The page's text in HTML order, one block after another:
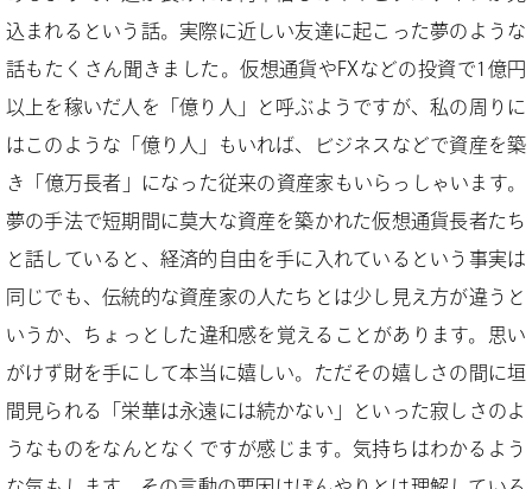
込まれるという話。実際に近しい友達に起こった夢のような
話もたくさん聞きました。仮想通貨やFXなどの投資で1億円
以上を稼いだ人を「億り人」と呼ぶようですが、私の周りに
はこのような「億り人」もいれば、ビジネスなどで資産を築
き「億万長者」になった従来の資産家もいらっしゃいます。
夢の手法で短期間に莫大な資産を築かれた仮想通貨長者たち
と話していると、経済的自由を手に入れているという事実は
同じでも、伝統的な資産家の人たちとは少し見え方が違うと
いうか、ちょっとした違和感を覚えることがあります。思い
がけず財を手にして本当に嬉しい。ただその嬉しさの間に垣
間見られる「栄華は永遠には続かない」といった寂しさのよ
うなものをなんとなくですが感じます。気持ちはわかるよう